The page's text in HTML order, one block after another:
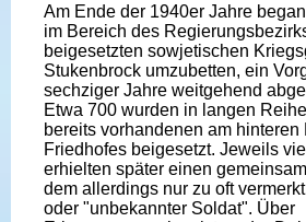
Am Ende der 1940er Jahre
im Bereich des
beigesetzten sowjetischen
Stukenbrock umzubetten, ein
sechziger Jahre weitgehend
Etwa 700 wurden in langen
bereits vorhandenen am hinteren
Friedhofes beigesetzt. Jeweils
erhielten später einen
dem allerdings nur zu oft
oder "unbekannter Soldat". Über